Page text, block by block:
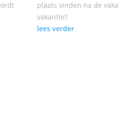
plaats vinden na de
vakantie!!
lees verder